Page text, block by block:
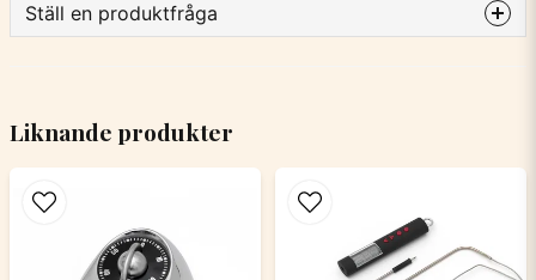
Ställ en produktfråga
name
Namn
Liknande produkter